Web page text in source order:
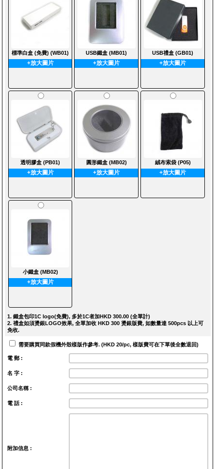
標準白盒 (免費) (WB01)
+放大圖片
USB鐵盒 (MB01)
+放大圖片
USB禮盒 (GB01)
+放大圖片
透明膠盒 (PB01)
+放大圖片
圓形鐵盒 (MB02)
+放大圖片
絨布索袋 (P05)
+放大圖片
小鐵盒 (MB02)
+放大圖片
1. 鐵盒包印1C logo(免費), 多於1C者加HKD 300.00 (全單計)
2. 禮盒如須燙銀LOGO效果, 全單加收 HKD 300 燙銀版費, 如數量達 500pcs 以上可
免收.
需要購買同款假機外殼樣版作參考. (HKD 20/pc, 樣版費可在下單後全數退回)
電 郵 :
名 字 :
公司名稱 :
電 話 :
附加信息 :